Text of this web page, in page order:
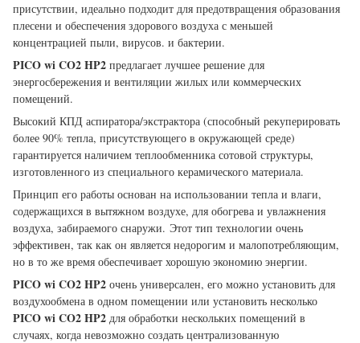
присутствии, идеально подходит для предотвращения образования
плесени и обеспечения здорового воздуха с меньшей
концентрацией пыли, вирусов. и бактерии.
PICO wi CO2 HP2 предлагает лучшее решение для
энергосбережения и вентиляции жилых или коммерческих
помещений.
Высокий КПД аспиратора/экстрактора (способный рекуперировать
более 90% тепла, присутствующего в окружающей среде)
гарантируется наличием теплообменника сотовой структуры,
изготовленного из специального керамического материала.
Принцип его работы основан на использовании тепла и влаги,
содержащихся в вытяжном воздухе, для обогрева и увлажнения
воздуха, забираемого снаружи. Этот тип технологии очень
эффективен, так как он является недорогим и малопотребляющим,
но в то же время обеспечивает хорошую экономию энергии.
PICO wi CO2 HP2 очень универсален, его можно установить для
воздухообмена в одном помещении или установить несколько
PICO wi CO2 HP2 для обработки нескольких помещений в
случаях, когда невозможно создать централизованную